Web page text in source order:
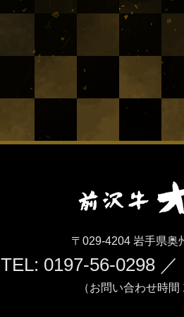
〒029-4204 岩手県奥
TEL: 0197-56-0298
（お問い合わせ時間